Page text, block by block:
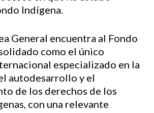
Indígena.
General encuentra al Fondo
como el único
especializado en la
autodesarrollo y el
de los derechos de los
con una relevante